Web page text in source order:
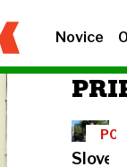
Novice